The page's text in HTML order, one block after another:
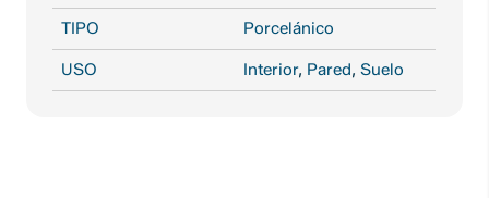
TIPO Porcelánico
USO Interior, Pared, Suelo